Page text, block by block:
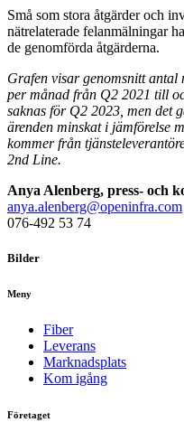
Små som stora åtgärder och
nätrelaterade felanmälningar
de genomförda åtgärderna.
Grafen visar genomsnitt antal
per månad från Q2 2021 till
saknas för Q2 2023, men det
ärenden minskat i jämförelse
kommer från
2nd Line.
Anya Alenberg, press- och
anya.alenberg@openinfra.com
076-492 53 74
Bilder
Meny
Fiber
Leverans
Marknadsplats
Kom igång
Företaget